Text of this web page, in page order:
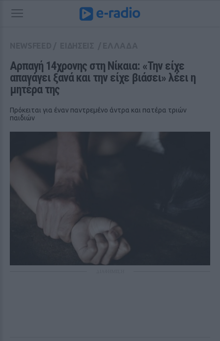
Αρπαγή 14χρονης στη Νίκαια: «Την είχε
απαγάγει ξανά και την είχε βιάσει» λέει η
μητέρα της
Πρόκειται για έναν παντρεμένο άντρα και πατέρα τριών
παιδιών